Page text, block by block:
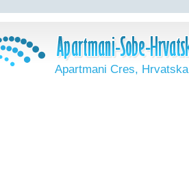
Apartmani Cres, Hrvatska